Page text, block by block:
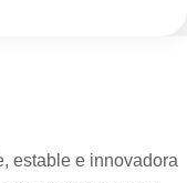
estable e innovadora